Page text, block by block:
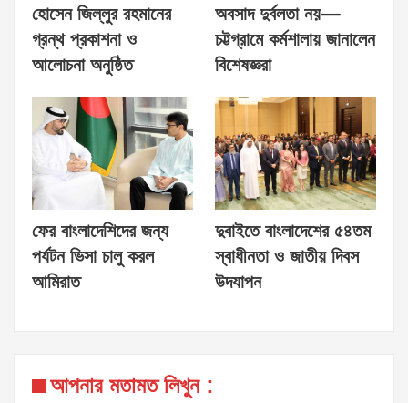
হোসেন জিল্লুর রহমানের
গ্রন্থ প্রকাশনা ও
আলোচনা অনুষ্ঠিত
অবসাদ দুর্বলতা নয়—
চট্টগ্রামে কর্মশালায় জানালেন
বিশেষজ্ঞরা
ফের বাংলাদেশিদের জন্য
পর্যটন ভিসা চালু করল
আমিরাত
দুবাইতে বাংলাদেশের ৫৪তম
স্বাধীনতা ও জাতীয় দিবস
উদযাপন
আপনার মতামত লিখুন :